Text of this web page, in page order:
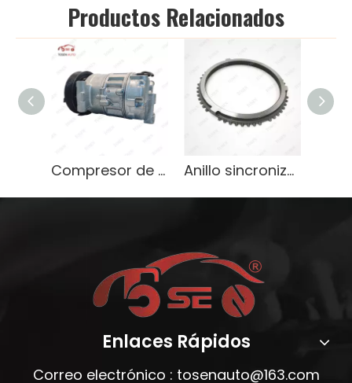
Productos Relacionados
Compresor de A/C para Audi C7 2.5 DCP02031 4F0260805AR/AL Anillo sincronizador de transmisión Premium 97701-4T000 apto para Kia Sportage 2.0L y Hyundai Tucson
Enlaces Rápidos
Correo electrónico : tosenauto@163.com